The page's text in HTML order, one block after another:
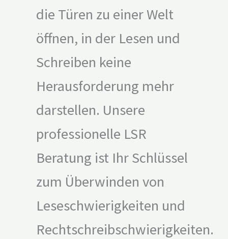
die Türen zu einer Welt
öffnen, in der Lesen und
Schreiben keine
Herausforderung mehr
darstellen. Unsere
professionelle LSR
Beratung ist Ihr Schlüssel
zum Überwinden von
Leseschwierigkeiten und
Rechtschreibschwierigkeiten.